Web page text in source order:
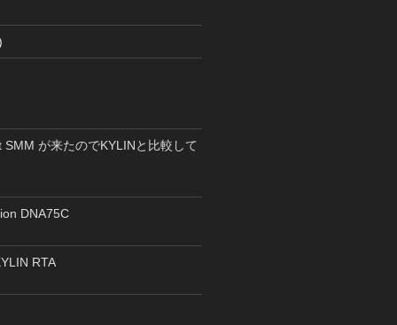
が来たのでKYLINと比較して
DNA75C
RTA